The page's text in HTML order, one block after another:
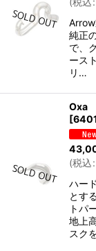
純正
で、
ース
リ…
Oxa
[
(税込:
ハー
とす
トパ
地上
スク